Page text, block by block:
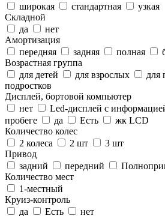
широкая
стандартная
узкая
Складной
да
нет
Амортизация
передняя
задняя полная
Возрастная группа
для детей
для взрослых для
подростков
Дисплей, бортовой компьютер
нет
Led-дисплей c
пробеге
да Есть
жк LCD
Количество колес
2 колеса
2 шт
3 шт
Привод
задний
передний
Количество мест
1-местный
Круиз-контроль
да
Есть
нет